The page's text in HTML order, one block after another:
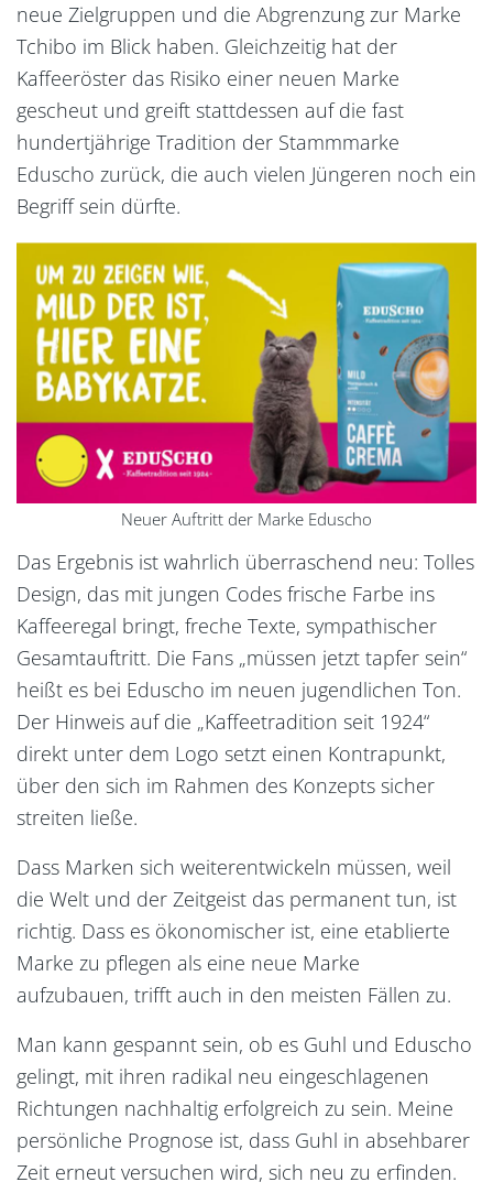
neue Zielgruppen und die Abgrenzung zur Marke
Tchibo im Blick haben. Gleichzeitig hat der
Kaffeeröster das Risiko einer neuen Marke
gescheut und greift stattdessen auf die fast
hundertjährige Tradition der Stammmarke
Eduscho zurück, die auch vielen Jüngeren noch ein
Begriff sein dürfte.
Neuer Auftritt der Marke Eduscho
Das Ergebnis ist wahrlich überraschend neu: Tolles
Design, das mit jungen Codes frische Farbe ins
Kaffeeregal bringt, freche Texte, sympathischer
Gesamtauftritt. Die Fans „müssen jetzt tapfer sein“
heißt es bei Eduscho im neuen jugendlichen Ton.
Der Hinweis auf die „Kaffeetradition seit 1924“
direkt unter dem Logo setzt einen Kontrapunkt,
über den sich im Rahmen des Konzepts sicher
streiten ließe.
Dass Marken sich weiterentwickeln müssen, weil
die Welt und der Zeitgeist das permanent tun, ist
richtig. Dass es ökonomischer ist, eine etablierte
Marke zu pflegen als eine neue Marke
aufzubauen, trifft auch in den meisten Fällen zu.
Man kann gespannt sein, ob es Guhl und Eduscho
gelingt, mit ihren radikal neu eingeschlagenen
Richtungen nachhaltig erfolgreich zu sein. Meine
persönliche Prognose ist, dass Guhl in absehbarer
Zeit erneut versuchen wird, sich neu zu erfinden.